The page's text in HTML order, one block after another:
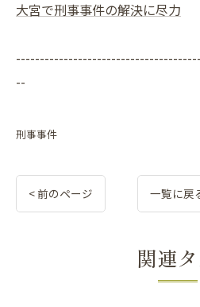
大宮で刑事事件の解決に尽力
--
刑事事件
< 前のページ 一覧に戻
関連